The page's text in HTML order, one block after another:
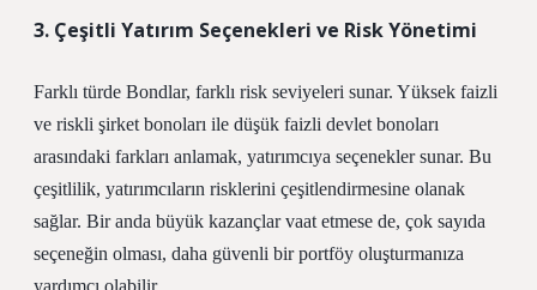
3. Çeşitli Yatırım Seçenekleri ve Risk Yönetimi
Farklı türde Bondlar, farklı risk seviyeleri sunar. Yüksek faizli
ve riskli şirket bonoları ile düşük faizli devlet bonoları
arasındaki farkları anlamak, yatırımcıya seçenekler sunar. Bu
çeşitlilik, yatırımcıların risklerini çeşitlendirmesine olanak
sağlar. Bir anda büyük kazançlar vaat etmese de, çok sayıda
seçeneğin olması, daha güvenli bir portföy oluşturmanıza
yardımcı olabilir.